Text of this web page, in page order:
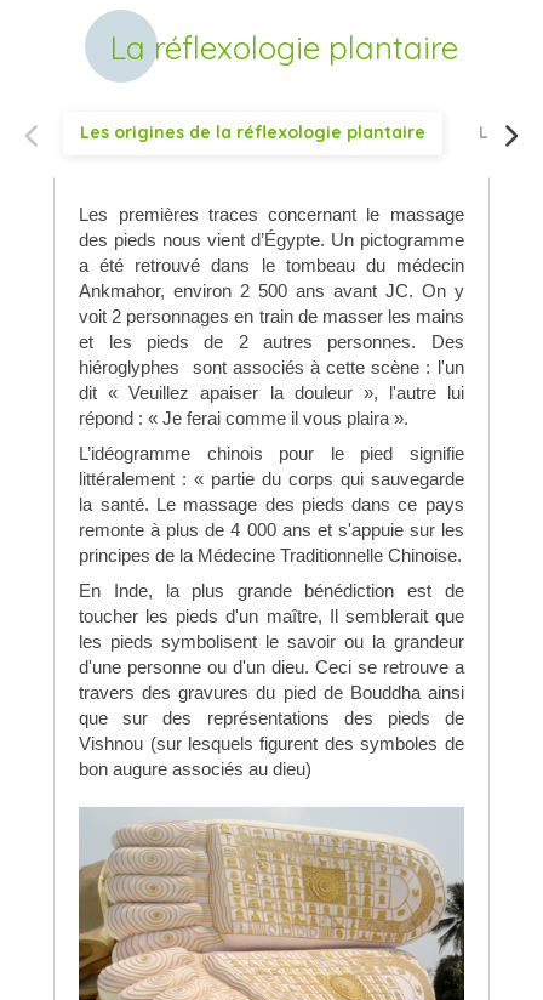
La réflexologie plantaire
Les origines de la réflexologie plantaire Les
Les premières traces concernant le massage
des pieds nous vient d’Égypte. Un pictogramme
a été retrouvé dans le tombeau du médecin
Ankmahor, environ 2 500 ans avant JC. On y
voit 2 personnages en train de masser les mains
et les pieds de 2 autres personnes. Des
hiéroglyphes sont associés à cette scène : l'un
dit « Veuillez apaiser la douleur », l'autre lui
répond : « Je ferai comme il vous plaira ».
L’idéogramme chinois pour le pied signifie
littéralement : « partie du corps qui sauvegarde
la santé. Le massage des pieds dans ce pays
remonte à plus de 4 000 ans et s'appuie sur les
principes de la Médecine Traditionnelle Chinoise.
En Inde, la plus grande bénédiction est de
toucher les pieds d'un maître, Il semblerait que
les pieds symbolisent le savoir ou la grandeur
d'une personne ou d'un dieu. Ceci se retrouve a
travers des gravures du pied de Bouddha ainsi
que sur des représentations des pieds de
Vishnou (sur lesquels figurent des symboles de
bon augure associés au dieu)